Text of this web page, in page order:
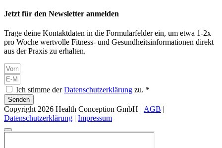
Jetzt für den Newsletter anmelden
Trage deine Kontaktdaten in die Formularfelder ein, um etwa 1-2x
pro Woche wertvolle Fitness- und Gesundheitsinformationen direkt
aus der Praxis zu erhalten.
Ich stimme derDatenschutzerklärung zu. *
Senden
Copyright 2026 Health Conception GmbH | AGB |
Datenschutzerklärung | Impressum